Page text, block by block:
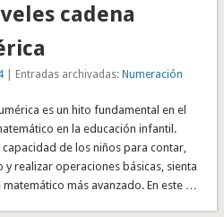
cadena
| Entradas archivadas:Numeración
es un hito fundamental en el
en la educación infantil.
de los niños para contar,
realizar operaciones básicas, sienta
más avanzado. En este …